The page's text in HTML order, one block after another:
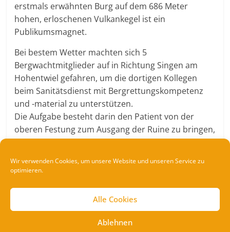
Wir verwenden Cookies, um unsere Website und unseren Service zu
optimieren.
Alle Cookies
Ablehnen
erstmals erwähnten Burg auf dem 686 Meter
hohen, erloschenen Vulkankegel ist ein
Publikumsmagnet.
Bei bestem Wetter machten sich 5
Bergwachtmitglieder auf in Richtung Singen am
Hohentwiel gefahren, um die dortigen Kollegen
beim Sanitätsdienst mit Bergrettungskompetenz
und -material zu unterstützen.
Die Aufgabe besteht darin den Patient von der
oberen Festung zum Ausgang der Ruine zu bringen,
nur bis hier her ist für den Rettungswagen ein
Gebirgstrage und das Bergrettungsfahrzeug sehr
Und weil Bergwacht’ler in der freien Natur zu Hause
die Kletterausbildung am Mägdeberg genutzt.